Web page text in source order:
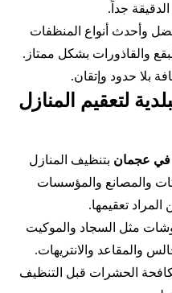
الدقيقة جداً.
وأحدث أنواع المنظفات
والقاذورات بشكل ممتاز.
بلا حدود وإتقان.
لتعقيم المنازل
في عجمان بتنظيف المنازل
والمصانع والمؤسسات
المراد تعقيمها.
مثل السجاد والموكيت
والمقاعد والانتريهات.
الحشرات قبل التنظيف